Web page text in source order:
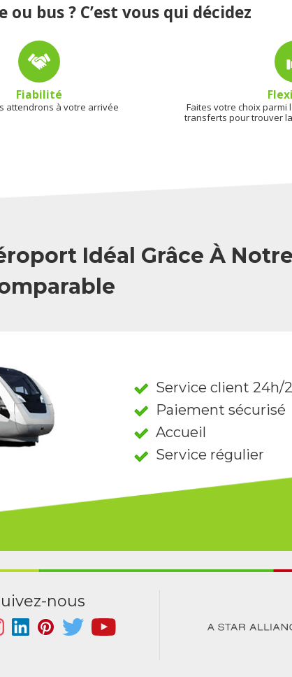
bus ? C’est vous qui décidez
Fiabilité
attendrons à votre arrivée
Faites votre choix parmi
transferts pour trouver
Idéal Grâce À
Service client 24h/
Paiement sécurisé
Accueil
Service régulier
nous